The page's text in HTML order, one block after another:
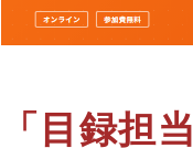
「目録担